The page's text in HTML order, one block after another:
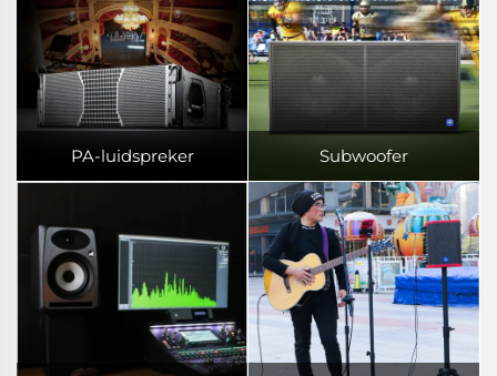
PA-luidspreker Subwoofer